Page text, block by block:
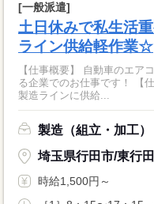
[一般派遣]
土日休みで私生活
ライン供給軽作業☆
【仕事概要】 自動車のエア
る企業でのお仕事です！ 【仕事詳細】 台車を使用して部品を集め、
製造ラインに供給...
製造（組立・加工）
埼玉県行田市/東行
時給1,500円～